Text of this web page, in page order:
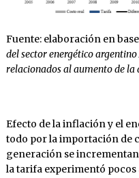
Fuente: elaboración en
del sector energético
relacionados al aumento de la
Efecto de la inflación y el
todo por la importación de
generación se
la tarifa experimentó pocos